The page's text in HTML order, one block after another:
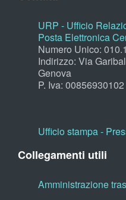
URP - Ufficio
Posta Elettronica
Numero Unico:
Indirizzo: Via
Genova
P. Iva: 00856930102
Ufficio stampa -
Collegamenti utili
Amministrazione